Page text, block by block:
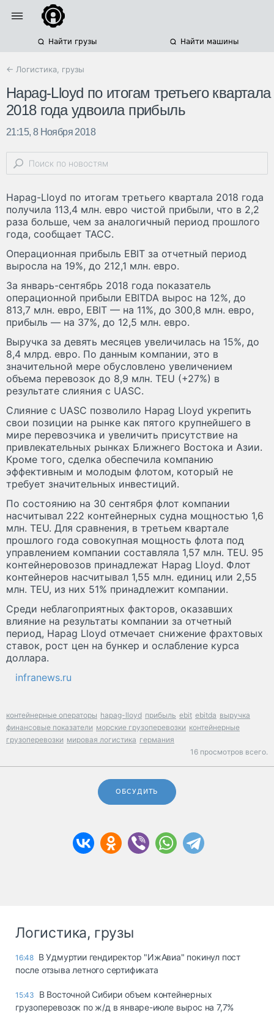
Найти грузы Найти машины
← Логистика, грузы
Hapag-Lloyd по итогам третьего квартала
2018 года удвоила прибыль
21:15, 8 Ноября 2018
Hapag-Lloyd по итогам третьего квартала 2018 года
получила 113,4 млн. евро чистой прибыли, что в 2,2
раза больше, чем за аналогичный период прошлого
года, сообщает ТАСС.
Операционная прибыль EBIT за отчетный период
выросла на 19%, до 212,1 млн. евро.
За январь-сентябрь 2018 года показатель
операционной прибыли EBITDA вырос на 12%, до
813,7 млн. евро, EBIT — на 11%, до 300,8 млн. евро,
прибыль — на 37%, до 12,5 млн. евро.
Выручка за девять месяцев увеличилась на 15%, до
8,4 млрд. евро. По данным компании, это в
значительной мере обусловлено увеличением
объема перевозок до 8,9 млн. TEU (+27%) в
результате слияния с UASC.
Слияние с UASC позволило Hapag Lloyd укрепить
свои позиции на рынке как пятого крупнейшего в
мире перевозчика и увеличить присутствие на
привлекательных рынках Ближнего Востока и Азии.
Кроме того, сделка обеспечила компанию
эффективным и молодым флотом, который не
требует значительных инвестиций.
По состоянию на 30 сентября флот компании
насчитывал 222 контейнерных судна мощностью 1,6
млн. TEU. Для сравнения, в третьем квартале
прошлого года совокупная мощность флота под
управлением компании составляла 1,57 млн. TEU. 95
контейнеровозов принадлежат Hapag Lloyd. Флот
контейнеров насчитывал 1,55 млн. единиц или 2,55
млн. TEU, из них 51% принадлежит компании.
Среди неблагоприятных факторов, оказавших
влияние на результаты компании за отчетный
период, Hapag Lloyd отмечает снижение фрахтовых
ставок, рост цен на бункер и ослабление курса
доллара.
infranews.ru
контейнерные операторы hapag-lloyd прибыль ebit ebitda выручка
финансовые показатели морские грузоперевозки контейнерные
грузоперевозки мировая логистика германия
16 просмотров всего.
ОБСУДИТЬ
Логистика, грузы
16:48 В Удмуртии гендиректор "ИжАвиа" покинул пост
после отзыва летного сертификата
15:43
В Восточной Сибири объем контейнерных
грузоперевозок по ж/д в январе-июле вырос на 7,7%